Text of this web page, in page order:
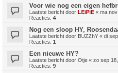
Voor wie nog een eigen
Laatste bericht door LEiPiE « ma
Reacties: 4
Nog een sloop HY,
Laatste bericht door BUZZhY « di
Reacties: 1
Een nieuwe HY?
Laatste bericht door Otje « zo sep
Reacties: 9